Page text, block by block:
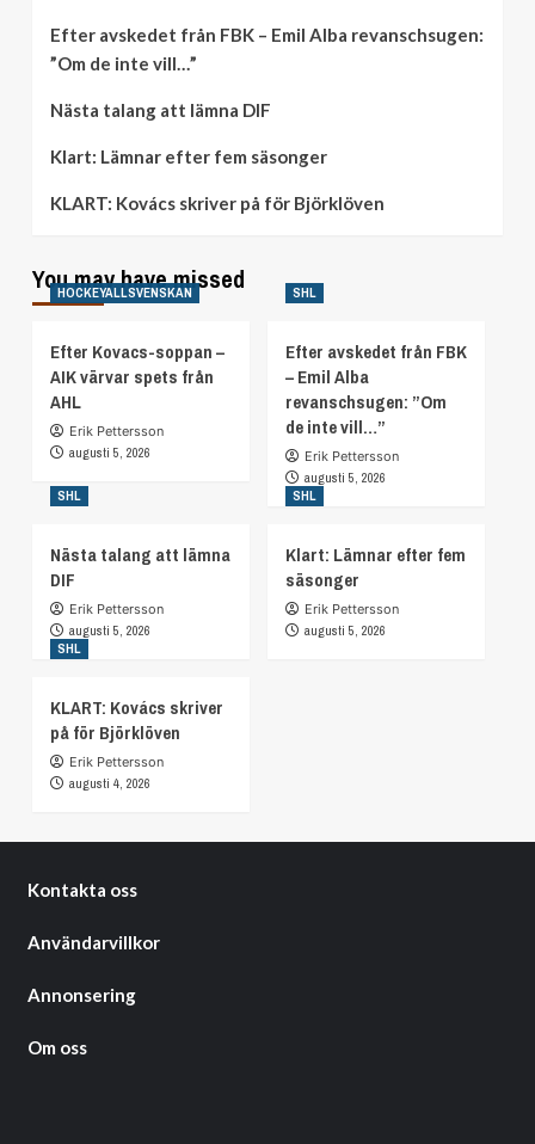
Efter avskedet från FBK – Emil Alba revanschsugen:
”Om de inte vill…”
Nästa talang att lämna DIF
Klart: Lämnar efter fem säsonger
KLART: Kovács skriver på för Björklöven
You may have missed
HOCKEYALLSVENSKAN
Efter Kovacs-soppan –
AIK värvar spets från
AHL
Erik Pettersson
augusti 5, 2026
SHL
Efter avskedet från FBK
– Emil Alba
revanschsugen: ”Om
de inte vill…”
Erik Pettersson
augusti 5, 2026
SHL
Nästa talang att lämna
DIF
Erik Pettersson
augusti 5, 2026
SHL
Klart: Lämnar efter fem
säsonger
Erik Pettersson
augusti 5, 2026
SHL
KLART: Kovács skriver
på för Björklöven
Erik Pettersson
augusti 4, 2026
Kontakta oss
Användarvillkor
Annonsering
Om oss